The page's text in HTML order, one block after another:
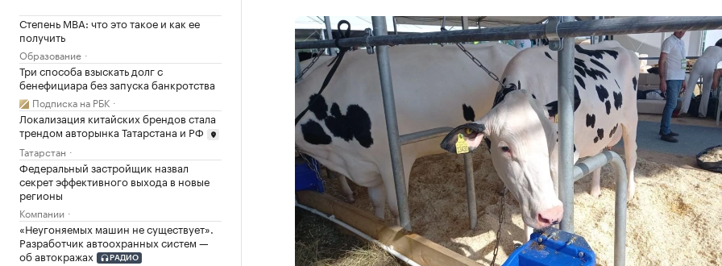
Степень MBA: что это такое и как ее
получить
Образование
Три способа взыскать долг с
бенефициара без запуска банкротства
Подписка на РБК
Локализация китайских брендов стала
трендом авторынка Татарстана и РФ
Татарстан
Федеральный застройщик назвал
секрет эффективного выхода в новые
регионы
Компании
«Неугоняемых машин не существует».
Разработчик автоохранных систем —
об автокражах
РАДИО